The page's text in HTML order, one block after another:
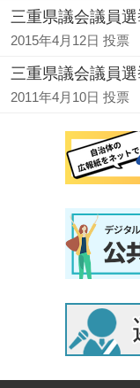
三重県議会議員
2015年4月12日 投票
三重県議会議員
2011年4月10日 投票